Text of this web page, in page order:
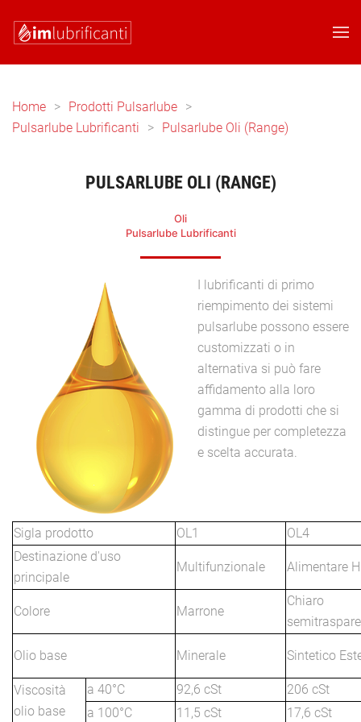
Skip to main content
Home
Prodotti Pulsarlube
Pulsarlube Lubrificanti
Pulsarlube Oli (Range)
PULSARLUBE OLI (RANGE)
Oli
Pulsarlube Lubrificanti
I lubrificanti di primo
riempimento dei sistemi
pulsarlube possono essere
customizzati o in
alternativa si può fare
affidamento alla loro
gamma di prodotti che si
distingue per completezza
e scelta accurata.
Sigla prodotto OL1
OL4
Destinazione d'uso
principale
Multifunzionale Alimentare
Colore Marrone
Chiaro
Olio base Minerale Sintetico
Viscosità
olio base
a 40°C 92,6 cSt
206 cSt
a 100°C
11,5 cSt
17,6 cSt